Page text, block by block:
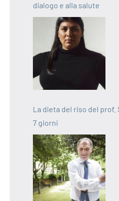
dialogo e alla salute
La dieta del riso del prof.
7 giorni